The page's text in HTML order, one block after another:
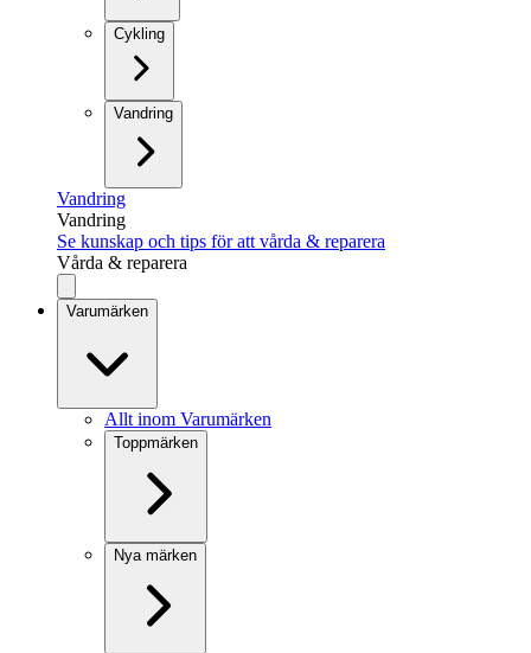
Cykling
Vandring
Vandring
Vandring
Se kunskap och tips för att vårda & reparera
Vårda & reparera
Varumärken
Allt inom Varumärken
Toppmärken
Nya märken